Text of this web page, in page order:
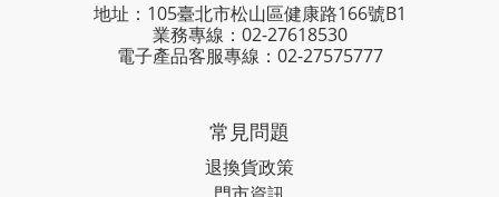
地址：105臺北市松山區健康路166號B1
業務專線： 02-27618530
電子產品客服專線：02-27575777
常見問題
退換貨政策